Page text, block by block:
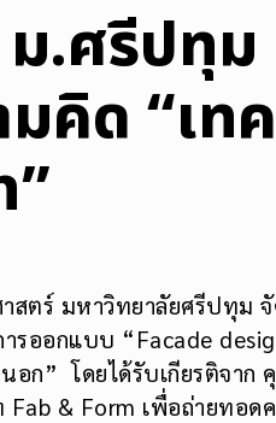
.ศรีปทุ
มคิด “เ
สตร์ มหาวิทยาลัยศรีปทุม
ารออกแบบ “Facade
อก” โดยได้รับเกียรติจาก
& Form เพื่อถ่ายทอด